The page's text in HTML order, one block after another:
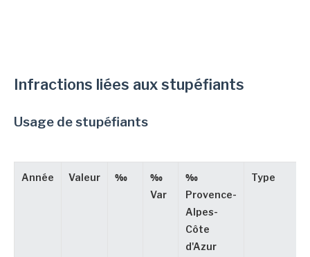
Infractions liées aux stupéfiants
Usage de stupéfiants
Année Valeur ‰
‰
Var
‰
Provence-
Alpes-
Côte
d'Azur
Type